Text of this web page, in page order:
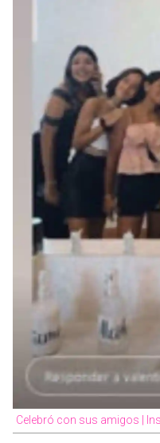
Celebró con sus amigos |